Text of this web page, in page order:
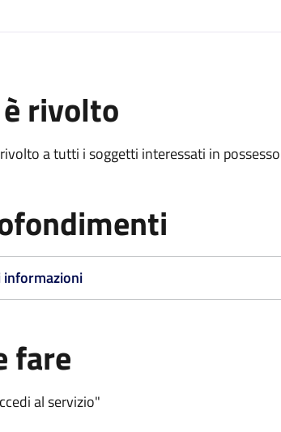
rivolto
a tutti i soggetti interessati in
fare
al servizio"